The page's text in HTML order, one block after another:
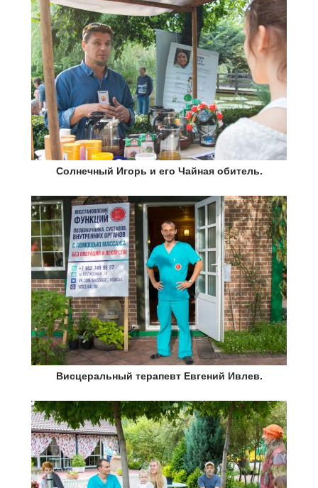
Солнечный Игорь и его Чайная обитель.
Висцеральный терапевт Евгений Ивлев.